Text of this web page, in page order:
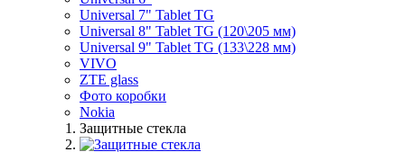
Universal 7" Tablet TG
Universal 8" Tablet TG (120\205 мм)
Universal 9" Tablet TG (133\228 мм)
VIVO
ZTE glass
Фото коробки
Nokia
Защитные стекла